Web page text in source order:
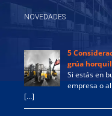
NOVEDADES
5
grúa
Si estás en
empresa o
[…]